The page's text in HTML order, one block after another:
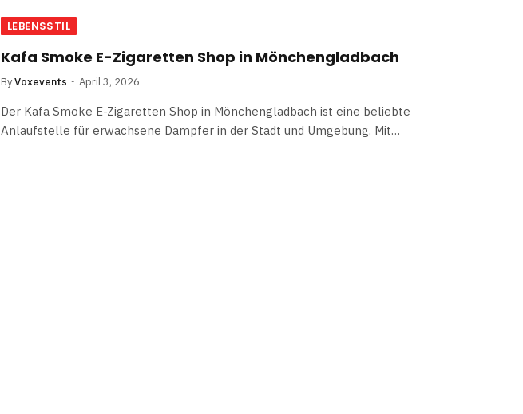
LEBENSSTIL
Kafa Smoke E-Zigaretten Shop in Mönchengladbach
ByVoxevents April 3, 2026
Der Kafa Smoke E-Zigaretten Shop in Mönchengladbach ist eine beliebte
Anlaufstelle für erwachsene Dampfer in der Stadt und Umgebung. Mit…